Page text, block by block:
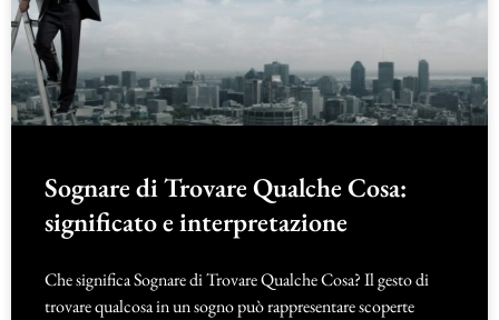
Sognare di Trovare Qualche Cosa:
significato e interpretazione
Che significa Sognare di Trovare Qualche Cosa? Il gesto di
trovare qualcosa in un sogno può rappresentare scoperte